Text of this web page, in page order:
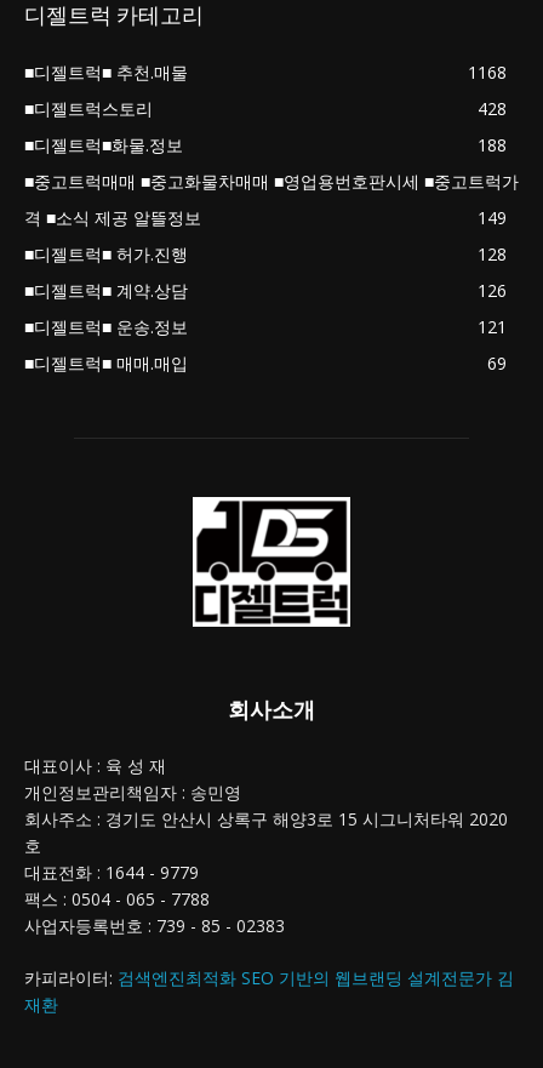
디젤트럭 카테고리
■디젤트럭■ 추천.매물
1168
■디젤트럭스토리
428
■디젤트럭■화물.정보
188
■중고트럭매매 ■중고화물차매매 ■영업용번호판시세 ■중고트럭가
격 ■소식 제공 알뜰정보
149
■디젤트럭■ 허가.진행
128
■디젤트럭■ 계약.상담
126
■디젤트럭■ 운송.정보
121
■디젤트럭■ 매매.매입
69
회사소개
대표이사 : 육 성 재
개인정보관리책임자 : 송민영
회사주소 : 경기도 안산시 상록구 해양3로 15 시그니처타워 2020
호
대표전화 : 1644 - 9779
팩스 : 0504 - 065 - 7788
사업자등록번호 : 739 - 85 - 02383
카피라이터: 검색엔진최적화 SEO 기반의 웹브랜딩 설계전문가 김
재환